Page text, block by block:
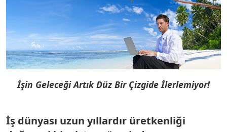
İşin Geleceği Artık Düz Bir Çizgide İlerlemiyor!
İş dünyası uzun yıllardır üretkenliği